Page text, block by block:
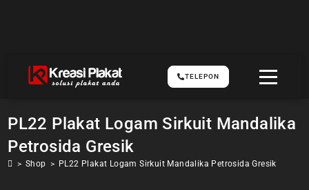
TELEPON
PL22 Plakat Logam Sirkuit Mandalika
Petrosida Gresik
> Shop > PL22 Plakat Logam Sirkuit Mandalika Petrosida Gresik